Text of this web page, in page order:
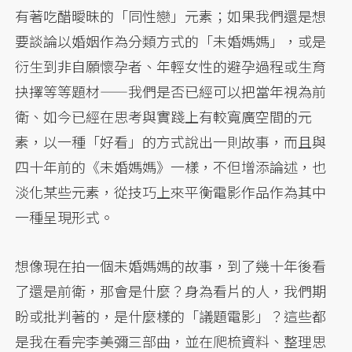
有著吃醋曖昧的「同性戀」元素；如果我們還是想
要談論以婚姻作為分類方式的「未婚媽媽」，或是
衍生到非自願懷孕者、年輕女性的避孕過程或生育
抉擇等等題材——我們是否已經可以把當年視為前
衛、如今已經在思考與實踐上有較寬廣空間的元
素，以一種「好看」的方式說出一則故事，而且與
四十年前的《未婚媽媽》一樣，不但增添論述，也
淡化某些元素，從技巧上來平衡電影作品作為其中
一種呈現形式。
想像現在拍一個未婚媽媽的故事，到了幾十年後看
了還是前衛，那會是什麼？身為看片的人，我們期
盼或批判著的，是什麼樣的「議題電影」？這些都
是我在看完李美彌三部曲，並在爬梳資料、整理思